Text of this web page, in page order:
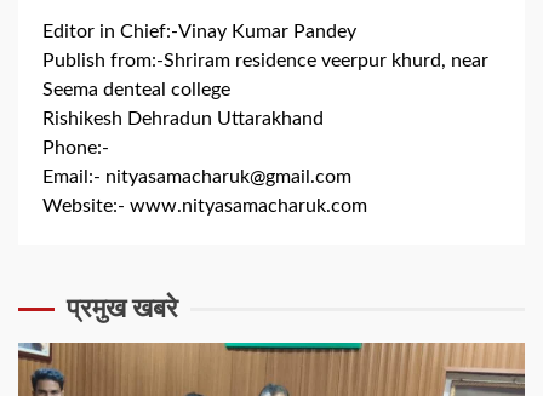
Editor in Chief:-Vinay Kumar Pandey
Publish from:-Shriram residence veerpur khurd, near
Seema denteal college
Rishikesh Dehradun Uttarakhand
Phone:-
Email:- nityasamacharuk@gmail.com
Website:- www.nityasamacharuk.com
प्रमुख खबरे